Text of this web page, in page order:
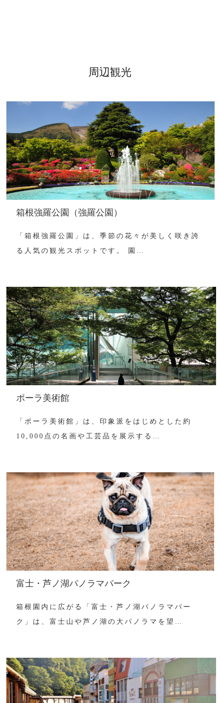
周辺観光
箱根強羅公園（強羅公園）
「箱根強羅公園」は、季節の花々が美しく咲き誇
る人気の観光スポットです。 園…
ポーラ美術館
「ポーラ美術館」は、印象派をはじめとした約
10,000点の名画や工芸品を展示する…
富士・芦ノ湖パノラマパーク
箱根園内に広がる「富士・芦ノ湖パノラマパー
ク」は、富士山や芦ノ湖の大パノラマを望…